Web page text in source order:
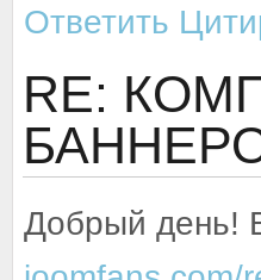
Ответить
RE:
Добрый день!